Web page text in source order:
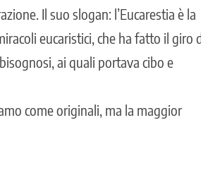
Il suo slogan: l’Eucarestia è la
eucaristici, che ha fatto il giro
ai quali portava cibo e
come originali, ma la maggior